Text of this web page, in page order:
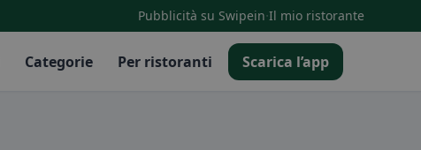
Pubblicità su Swipein·Il mio ristorante
Categorie Per ristoranti Scarica l’app